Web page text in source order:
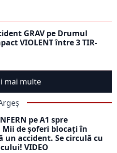
GRAV pe Drumul
VIOLENT între 3 TIR-
mai multe
pe A1 spre
Mii de șoferi blocați în
un accident. Se circulă cu
VIDEO